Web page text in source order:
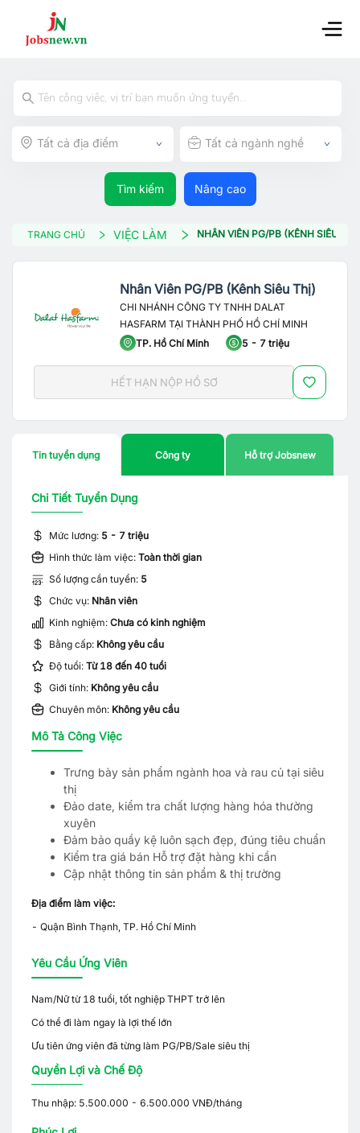
Tất cả địa điểm Tất cả ngành nghề
Tìm kiếm Nâng cao
TRANG CHỦ VIỆC LÀM NHÂN VIÊN PG/PB (KÊNH SIÊU THỊ)
Nhân Viên PG/PB (Kênh Siêu Thị)
CHI NHÁNH CÔNG TY TNHH DALAT
HASFARM TẠI THÀNH PHỐ HỒ CHÍ MINH
TP. Hồ Chí Minh
5 - 7 triệu
HẾT HẠN NỘP HỒ SƠ
Tin tuyển dụng Công ty Hỗ trợ Jobsnew
Chi Tiết Tuyển Dụng
Mức lương: 5 - 7 triệu
Hình thức làm việc: Toàn thời gian
Số lượng cần tuyển: 5
Chức vụ: Nhân viên
Kinh nghiệm: Chưa có kinh nghiệm
Bằng cấp: Không yêu cầu
Độ tuổi: Từ 18 đến 40 tuổi
Giới tính: Không yêu cầu
Chuyên môn: Không yêu cầu
Mô Tả Công Việc
Trưng bày sản phẩm ngành hoa và rau củ tại siêu
thị
Đảo date, kiểm tra chất lượng hàng hóa thường
xuyên
Đảm bảo quầy kệ luôn sạch đẹp, đúng tiêu chuẩn
Kiểm tra giá bán Hỗ trợ đặt hàng khi cần
Cập nhật thông tin sản phẩm & thị trường
Địa điểm làm việc:
- Quận Bình Thạnh, TP. Hồ Chí Minh
Yêu Cầu Ứng Viên
Nam/Nữ từ 18 tuổi, tốt nghiệp THPT trở lên
Có thể đi làm ngay là lợi thế lớn
Ưu tiên ứng viên đã từng làm PG/PB/Sale siêu thị
Quyền Lợi và Chế Độ
Thu nhập: 5.500.000 - 6.500.000 VNĐ/tháng